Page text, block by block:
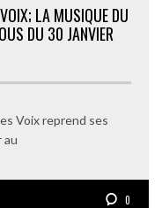
LA MUSIQUE DU
DU 30 JANVIER
Voix reprend ses
au
0